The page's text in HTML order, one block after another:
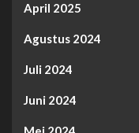
April 2025
Agustus 2024
Juli 2024
Juni 2024